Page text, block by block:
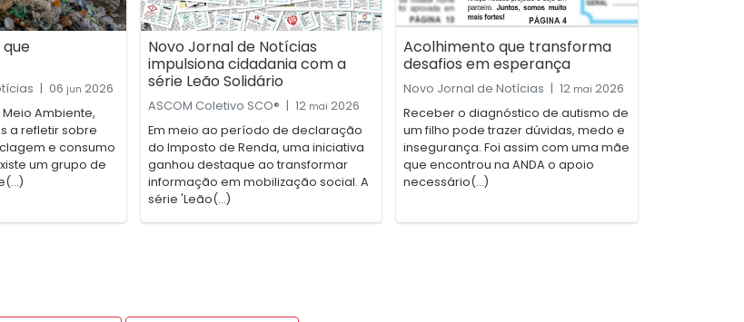
06 jun 2026
Ambiente,
a refletir sobre
e consumo
um grupo de
Novo Jornal de Notícias
impulsiona cidadania com a
série Leão Solidário
ASCOM Coletivo SCO® 12 mai 2026
Em meio ao período de declaração
do Imposto de Renda, uma iniciativa
ganhou destaque ao transformar
informação em mobilização social. A
série 'Leão(...)
Acolhimento que transforma
desafios em esperança
Novo Jornal de Notícias 12 mai 2026
Receber o diagnóstico de autismo de
um filho pode trazer dúvidas, medo e
insegurança. Foi assim com uma mãe
que encontrou na ANDA o apoio
necessário(...)